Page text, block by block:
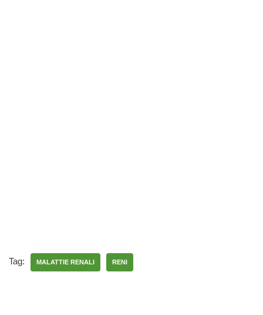
Tag: MALATTIE RENALI RENI